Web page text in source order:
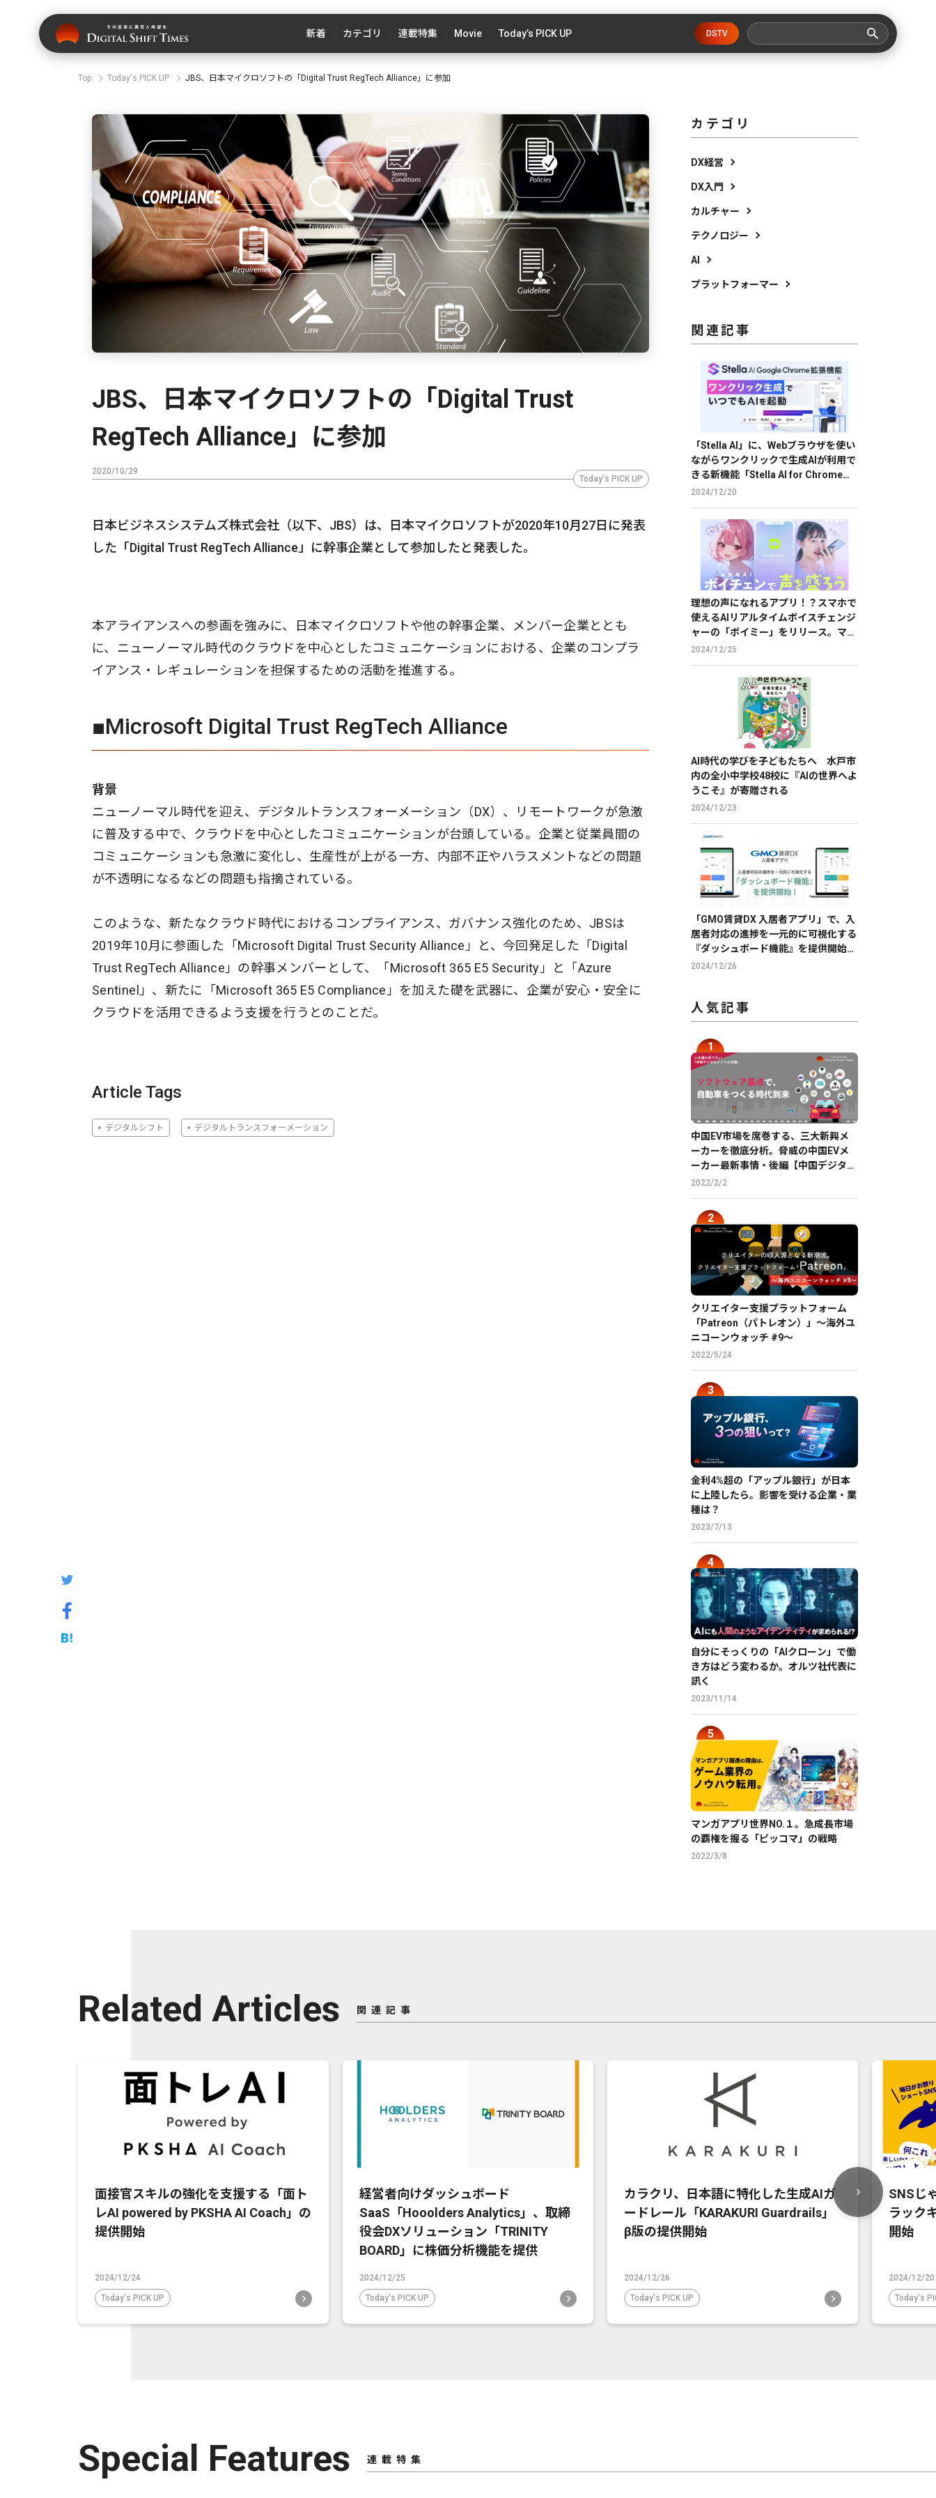
新着 カテゴリ 連載特集 Movie Today’s PICK UP DSTV
Top Today's PICK UP JBS、日本マイクロソフトの「Digital Trust RegTech Alliance」に参加
JBS、日本マイクロソフトの「Digital Trust
RegTech Alliance」に参加
2020/10/29
Today's PICK UP
日本ビジネスシステムズ株式会社（以下、JBS）は、日本マイクロソフトが2020年10月27日に発表
した「Digital Trust RegTech Alliance」に幹事企業として参加したと発表した。
本アライアンスへの参画を強みに、日本マイクロソフトや他の幹事企業、メンバー企業ととも
に、ニューノーマル時代のクラウドを中心としたコミュニケーションにおける、企業のコンプラ
イアンス・レギュレーションを担保するための活動を推進する。
■Microsoft Digital Trust RegTech Alliance
背景
ニューノーマル時代を迎え、デジタルトランスフォーメーション（DX）、リモートワークが急激
に普及する中で、クラウドを中心としたコミュニケーションが台頭している。企業と従業員間の
コミュニケーションも急激に変化し、生産性が上がる一方、内部不正やハラスメントなどの問題
が不透明になるなどの問題も指摘されている。
このような、新たなクラウド時代におけるコンプライアンス、ガバナンス強化のため、JBSは
2019年10月に参画した「Microsoft Digital Trust Security Alliance」と、今回発足した「Digital
Trust RegTech Alliance」の幹事メンバーとして、「Microsoft 365 E5 Security」と「Azure
Sentinel」、新たに「Microsoft 365 E5 Compliance」を加えた礎を武器に、企業が安心・安全に
クラウドを活用できるよう支援を行うとのことだ。
Article Tags
デジタルシフト デジタルトランスフォーメーション
カテゴリ
DX経営
DX入門
カルチャー
テクノロジー
AI
プラットフォーマー
関連記事
「Stella AI」に、Webブラウザを使い
ながらワンクリックで生成AIが利用で
きる新機能「Stella AI for Chrome」
のβ版を提供
2024/12/20
理想の声になれるアプリ！？スマホで
使えるAIリアルタイムボイスチェンジ
ャーの「ボイミー」をリリース。マイ
クに向かって喋るだけで、誰でも萌え
2024/12/25
AI時代の学びを子どもたちへ 水戸市
内の全小中学校48校に『AIの世界へよ
うこそ』が寄贈される
2024/12/23
「GMO賃貸DX 入居者アプリ」で、入
居者対応の進捗を一元的に可視化する
『ダッシュボード機能』を提供開始
【GMO ReTech】
2024/12/26
人気記事
中国EV市場を席巻する、三大新興メ
ーカーを徹底分析。脅威の中国EVメ
ーカー最新事情・後編【中国デジタル
企業最前線】
2022/2/2
クリエイター支援プラットフォーム
「Patreon（パトレオン）」〜海外ユ
ニコーンウォッチ #9〜
2022/5/24
金利4%超の「アップル銀行」が日本
に上陸したら。影響を受ける企業・業
種は？
2023/7/13
自分にそっくりの「AIクローン」で働
き方はどう変わるか。オルツ社代表に
訊く
2023/11/14
マンガアプリ世界NO.１。急成長市場
の覇権を握る「ピッコマ」の戦略
2022/3/8
Related Articles 関連記事
面接官スキルの強化を支援する「面ト
レAI powered by PKSHA AI Coach」の
提供開始
2024/12/24
Today's PICK UP
経営者向けダッシュボード
SaaS「Hooolders Analytics」、取締
役会DXソリューション「TRINITY
BOARD」に株価分析機能を提供
2024/12/25
Today's PICK UP
カラクリ、日本語に特化した生成AIガ
ードレール「KARAKURI Guardrails」
β版の提供開始
2024/12/26
Today's PICK UP
SNSじ
ラック
開始
2024/12/20
Today's
Special Features 連載特集